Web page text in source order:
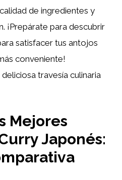
de ingredientes y
¡Prepárate para descubrir
satisfacer tus antojos
conveniente!
travesía culinaria
Mejores
Japonés: